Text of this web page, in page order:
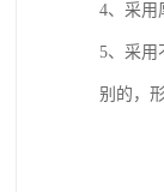
4、采用
5、采用
别的，